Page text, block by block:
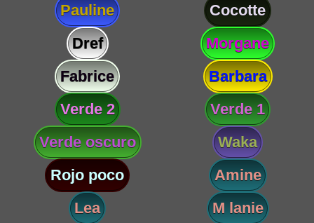
Pauline
Cocotte
Dref
Morgane
Fabrice
Barbara
Verde 2
Verde 1
Verde oscuro
Waka
Rojo poco
Amine
Lea
M lanie